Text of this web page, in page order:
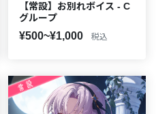
【常設】お別れボイス - C
グループ
¥500~¥1,000 税込